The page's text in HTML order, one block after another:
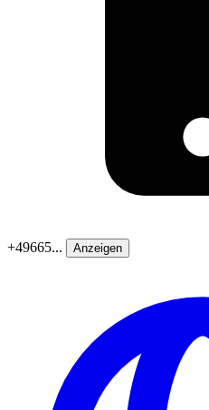
+49665... Anzeigen